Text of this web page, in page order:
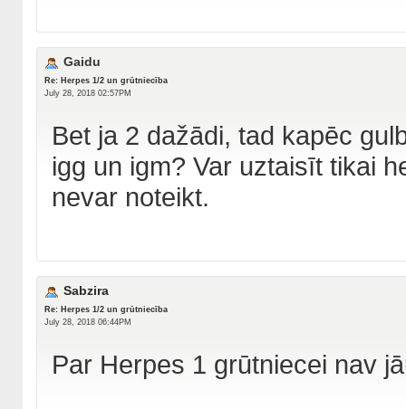
Gaidu
Re: Herpes 1/2 un grūtniecība
July 28, 2018 02:57PM
Bet ja 2 dažādi, tad kapēc
igg un igm? Var uztaisīt tikai
nevar noteikt.
Sabzira
Re: Herpes 1/2 un grūtniecība
July 28, 2018 06:44PM
Par Herpes 1 grūtniecei nav